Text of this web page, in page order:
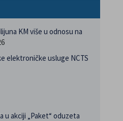
KM više u odnosu na
elektroničke usluge NCTS
u akciji „Paket“ oduzeta